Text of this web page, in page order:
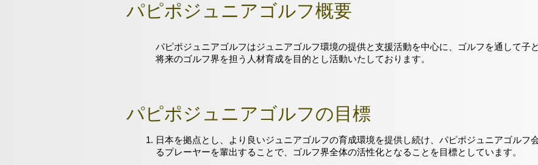
パピポジュニアゴルフ概要
パピポジュニアゴルフはジュニアゴルフ環境の提供と支援活動を中心に、ゴルフを通して子
将来のゴルフ界を担う人材育成を目的とし活動いたしております。
パピポジュニアゴルフの目標
日本を拠点とし、より良いジュニアゴルフの育成環境を提供し続け、パピポジュニアゴルフ
るプレーヤーを輩出することで、ゴルフ界全体の活性化となることを目標としています。